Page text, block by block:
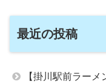
最近の投稿
【掛川駅前ラー